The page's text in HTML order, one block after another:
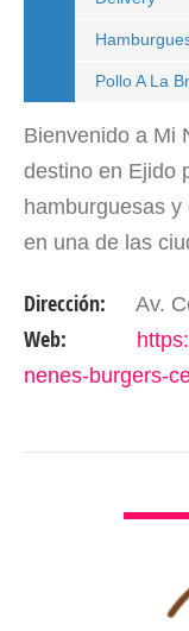
Pollo A La
Bienvenido a Mi
destino en Ejido
hamburguesas
en una de las
único y…
Dirección: Av.
Web:
nenes-burgers-